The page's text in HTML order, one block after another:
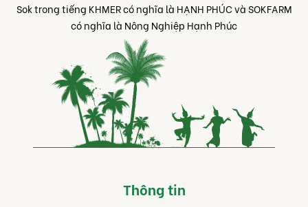
Sok trong tiếng KHMER có nghĩa là HẠNH PHÚC và SOKFARM
có nghĩa là Nông Nghiệp Hạnh Phúc
Thông tin